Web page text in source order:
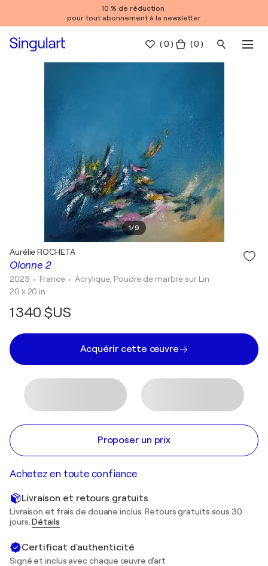
10 % de réduction
pour tout abonnement à la newsletter
(0 ) ( 0 )
1/9
Olonne 2
Aurélie ROCHETA
2023 • France •Acrylique, Poudre de marbre sur Lin
20 x 20 in
1 340 $US
Acquérir cette œuvre
Proposer un prix
Achetez en toute confiance
Livraison et retours gratuits
Livraison et frais de douane inclus. Retours gratuits sous 30
jours.Détails
Certificat d'authenticité
Signé et inclus avec chaque œuvre d'art